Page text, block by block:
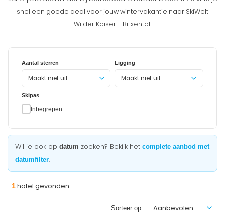
snel een goede deal voor jouw wintervakantie naar SkiWelt
Wilder Kaiser - Brixental.
Aantal sterren Ligging
Maakt niet uit
Skipas
Inbegrepen
Wil je ook op datum zoeken? Bekijk het complete aanbod met
datumfilter.
1hotel gevonden
Sorteer op: